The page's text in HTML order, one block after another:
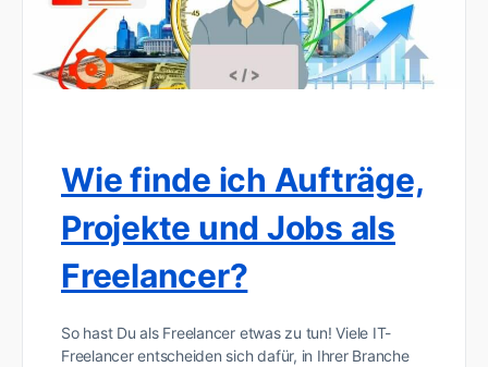
Wie finde ich Aufträge,
Projekte und Jobs als
Freelancer?
So hast Du als Freelancer etwas zu tun! Viele IT-
Freelancer entscheiden sich dafür, in Ihrer Branche